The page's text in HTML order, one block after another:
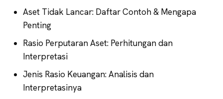
Aset Tidak Lancar: Daftar Contoh & Mengapa
Penting
Rasio Perputaran Aset: Perhitungan dan
Interpretasi
Jenis Rasio Keuangan: Analisis dan
Interpretasinya